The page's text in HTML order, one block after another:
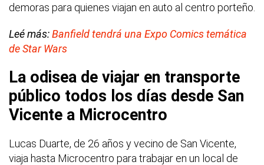
demoras para quienes viajan en auto al centro porteño.
Leé más:Banfield tendrá una Expo Comics temática
de Star Wars
La odisea de viajar en transporte
público todos los días desde San
Vicente a Microcentro
Lucas Duarte, de 26 años y vecino de San Vicente,
viaja hasta Microcentro para trabajar en un local de